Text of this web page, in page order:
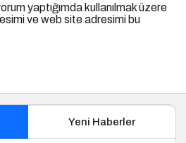
yaptığımda kullanılmak üzere
ve web site adresimi bu
Yeni Haberler